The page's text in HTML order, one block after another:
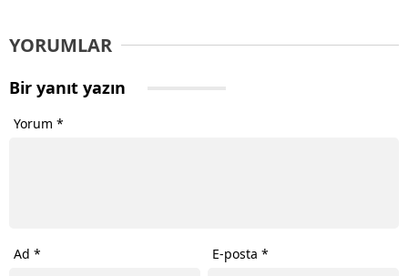
YORUMLAR
Bir yanıt yazın
Yorum *
Ad * E-posta*